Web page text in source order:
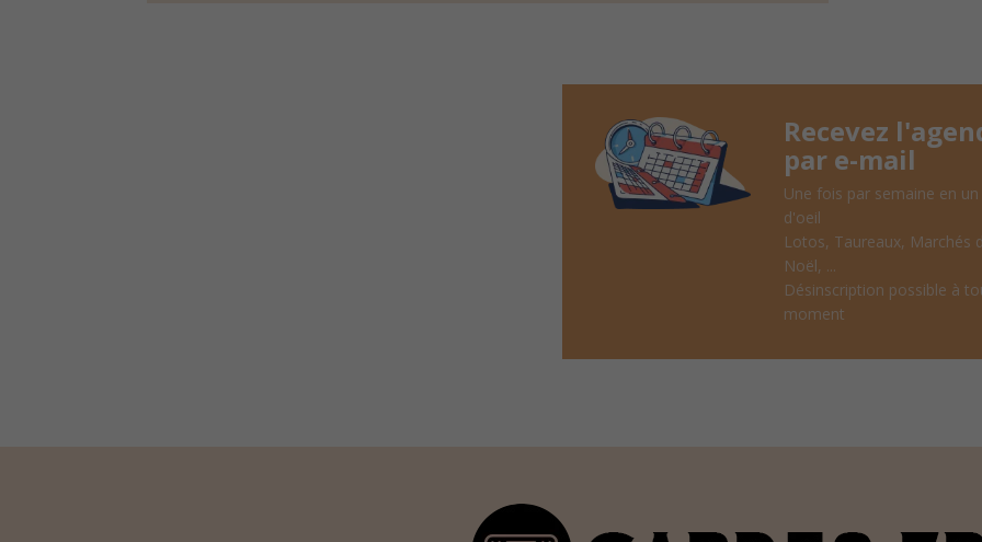
Recevez
par e-mail
Une fois par semaine en
d'oeil
Lotos, Taureaux, Marchés
Noël, ...
Désinscription possible à
moment